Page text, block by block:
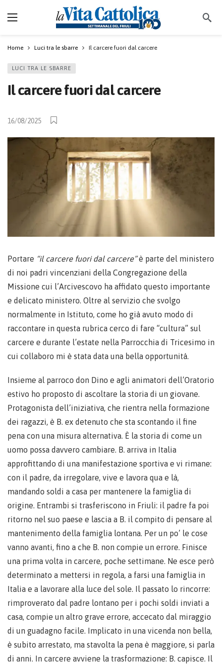
Home Luci tra le sbarre Il carcere fuori dal carcere
LUCI TRA LE SBARRE
Il carcere fuori dal carcere
16/08/2025
Portare “il carcere fuori dal carcere”è parte del ministero
di noi padri vincenziani della Congregazione della
Missione cui l’Arcivescovo ha affidato questo importante
e delicato ministero. Oltre al servizio che svolgo
normalmente in Istituto, come ho già avuto modo di
raccontare in questa rubrica cerco di fare “cultura” sul
carcere e durante l’estate nella Parrocchia di Tricesimo in
cui collaboro mi è stata data una bella opportunità.
Insieme al parroco don Dino e agli animatori dell’Oratorio
estivo ho proposto di ascoltare la storia di un giovane.
Protagonista dell’iniziativa, che rientra nella formazione
dei ragazzi, è B. ex detenuto che sta scontando il fine
pena con una misura alternativa. È la storia di come un
uomo possa davvero cambiare. B. arriva in Italia
approfittando di una manifestazione sportiva e vi rimane:
con il padre, da irregolare, vive e lavora qua e là,
mandando soldi a casa per mantenere la famiglia di
origine. Entrambi si trasferiscono in Friuli: il padre fa poi
ritorno nel suo paese e lascia a B. il compito di pensare al
mantenimento della famiglia lontana. Per un po’ le cose
vanno avanti, fino a che B. non compie un errore. Finisce
una prima volta in carcere, poche settimane. Ne esce però
determinato a mettersi in regola, a farsi una famiglia in
Italia e a lavorare alla luce del sole. Il passato lo rincorre:
rimproverato dal padre lontano per i pochi soldi inviati a
casa, compie un altro grave errore, accecato dal miraggio
di un guadagno facile. Implicato in una vicenda non bella,
è subito arrestato, ma stavolta la pena è maggiore, si parla
di anni. In carcere avviene la trasformazione: B. capisce. Il